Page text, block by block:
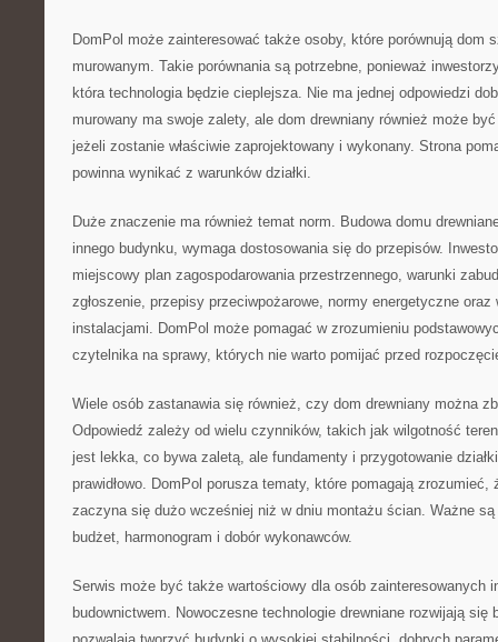
DomPol może zainteresować także osoby, które porównują dom
murowanym. Takie porównania są potrzebne, ponieważ
która technologia będzie cieplejsza. Nie ma jednej odpowiedzi
murowany ma swoje zalety, ale dom drewniany również może
jeżeli zostanie właściwie zaprojektowany i wykonany. Strona
powinna wynikać z warunków działki.
Duże znaczenie ma również temat norm. Budowa domu
innego budynku, wymaga dostosowania się do przepisów.
miejscowy plan zagospodarowania przestrzennego, warunki
zgłoszenie, przepisy przeciwpożarowe, normy energetyczne
instalacjami. DomPol może pomagać w zrozumieniu
czytelnika na sprawy, których nie warto pomijać przed
Wiele osób zastanawia się również, czy dom drewniany można
Odpowiedź zależy od wielu czynników, takich jak wilgotność
jest lekka, co bywa zaletą, ale fundamenty i przygotowanie
prawidłowo. DomPol porusza tematy, które pomagają zrozumieć,
zaczyna się dużo wcześniej niż w dniu montażu ścian. Ważne są
budżet, harmonogram i dobór wykonawców.
Serwis może być także wartościowy dla osób zainteresowanych
budownictwem. Nowoczesne technologie drewniane rozwijają się